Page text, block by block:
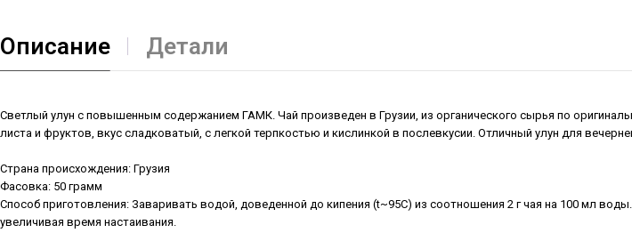
Описание Детали
Светлый улун с повышенным содержанием ГАМК. Чай произведен в Грузии, из органического сырья по
листа и фруктов, вкус сладковатый, с легкой терпкостью и кислинкой в послевкусии. Отличный улун для
Страна происхождения: Грузия
Фасовка: 50 грамм
Способ приготовления: Заваривать водой, доведенной до кипения (t~95C) из соотношения 2 г чая на 100 мл
увеличивая время настаивания.